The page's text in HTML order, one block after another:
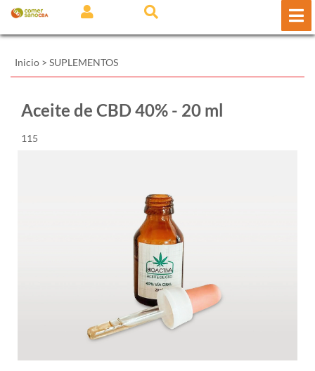
Inicio > SUPLEMENTOS
Aceite de CBD 40% - 20 ml
115